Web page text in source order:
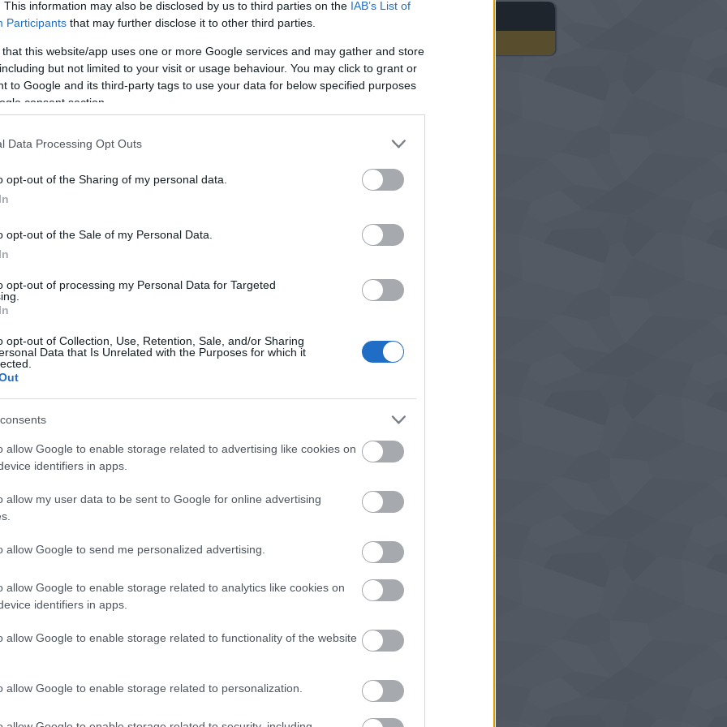
This information may also be disclosed by us to third parties on the IAB’s List of
Participants that may further disclose it to other third parties.
that this website/app uses one or more Google services and may gather and store
but not limited to your visit or usage behaviour. You may click to grant or
to Google and its third-party tags to use your data for below specified purposes
consent section.
Data Processing Opt Outs
opt-out of the Sharing of my personal data.
opt-out of the Sale of my Personal Data.
opt-out of processing my Personal Data for Targeted
opt-out of Collection, Use, Retention, Sale, and/or Sharing
Data that Is Unrelated with the Purposes for which it
allow Google to enable storage related to advertising like cookies on
identifiers in apps.
allow my user data to be sent to Google for online advertising
allow Google to send me personalized advertising.
allow Google to enable storage related to analytics like cookies on
identifiers in apps.
allow Google to enable storage related to functionality of the website
allow Google to enable storage related to personalization.
Egyéb
Tetszik
koronavírus
a koronavírus ellen
Fraser Egyetemen nyomtatott
vezető Kim Woo Soo professzort a japán
az origami ihlette meg. A 95 százalékban 3D
tovább »
észreveszi a
mikroszkóp, holográfiát és mélytanulást használva,
detektálja a Covid-19-et. A diagnózis
órák vagy napok helyett pár perc alatt készül el. A
Egyetemen fejlesztett rendszer mostoha
ellátásban részesülő területeken, de lassú…